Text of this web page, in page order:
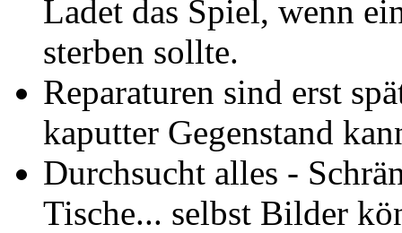
Ladet das Spiel, wenn
sterben sollte.
Reparaturen sind erst
kaputter Gegenstand
Durchsucht alles -
Tische... selbst Bilder